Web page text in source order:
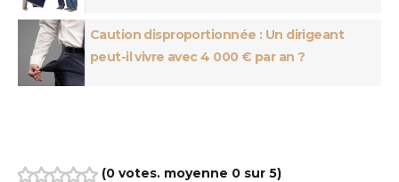
Caution disproportionnée : Un dirigeant
peut-il vivre avec 4 000 € par an ?
(0 votes. moyenne 0sur 5)